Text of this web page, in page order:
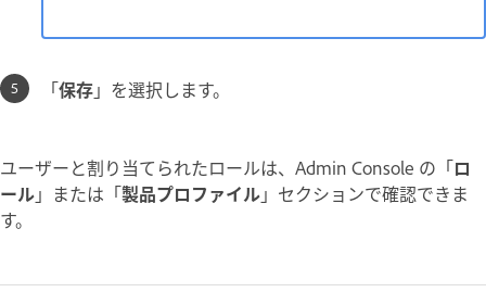
「保存」を選択します。
ユーザーと割り当てられたロールは、Admin Console の「ロ
ール」または「製品プロファイル」 セクションで確認できま
す。